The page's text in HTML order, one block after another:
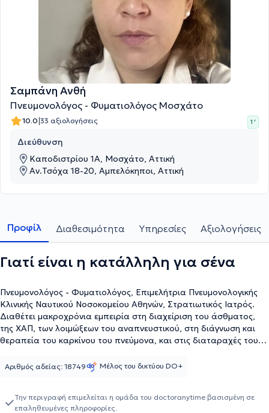
Σαμπάνη Ανθή
Πνευμονολόγος - Φυματιολόγος Μοσχάτο
10.0|33 αξιολογήσεις 1 '
Διεύθυνση
Καποδιστρίου 1Α, Μοσχάτο, Αττική
Αν.Τσόχα 18-20, Αμπελόκηποι, Αττική
Προφίλ Διαθεσιμότητα Υπηρεσίες Αξιολογήσεις
Γιατί είναι η κατάλληλη για σένα
Πνευμονολόγος - Φυματιολόγος, Επιμελήτρια Πνευμονολογικής
Κλινικής Ναυτικού Νοσοκομείου Αθηνών, Στρατιωτικός Ιατρός.
Διαθέτει μακροχρόνια εμπειρία στη διαχείριση του άσθματος,
της ΧΑΠ, των λοιμώξεων του αναπνευστικού, στη διάγνωση και
θεραπεία του καρκίνου του πνεύμονα, και στις διαταραχές του
κλινικών μελετών.
Αριθμός αδείας: 18749 Μέλος του δικτύου DO+
Την περιγραφή επιμελείται η ομάδα του doctoranytime βασισμένη σε
επαληθευμένες πληροφορίες.